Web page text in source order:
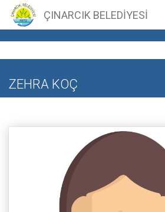
ÇINARCIK BELEDİYESİ
ZEHRA KOÇ